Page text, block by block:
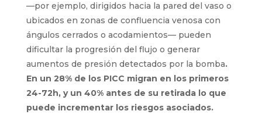
—por ejemplo, dirigidos hacia la pared del vaso o
ubicados en zonas de confluencia venosa con
ángulos cerrados o acodamientos— pueden
dificultar la progresión del flujo o generar
aumentos de presión detectados por la bomba.
En un 28% de los PICC migran en los primeros
24-72h, y un 40% antes de su retirada lo que
puede incrementar los riesgos asociados.